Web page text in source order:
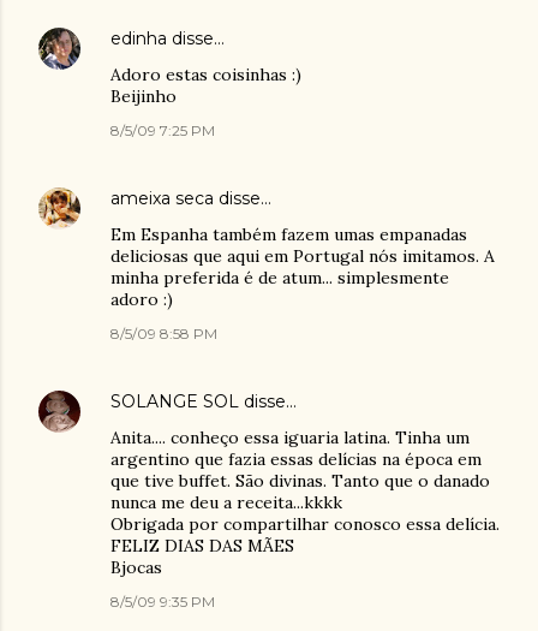
edinha disse…
Adoro estas coisinhas :)
Beijinho
8/5/09 7:25 PM
ameixa seca disse…
Em Espanha também fazem umas empanadas
deliciosas que aqui em Portugal nós imitamos. A
minha preferida é de atum... simplesmente
adoro :)
8/5/09 8:58 PM
SOLANGE SOL disse…
Anita.... conheço essa iguaria latina. Tinha um
argentino que fazia essas delícias na época em
que tive buffet. São divinas. Tanto que o danado
nunca me deu a receita...kkkk
Obrigada por compartilhar conosco essa delícia.
FELIZ DIAS DAS MÃES
Bjocas
8/5/09 9:35 PM